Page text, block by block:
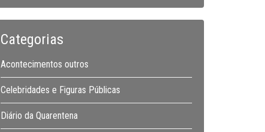
Categorias
Acontecimentos outros
Celebridades e Figuras Públicas
Diário da Quarentena